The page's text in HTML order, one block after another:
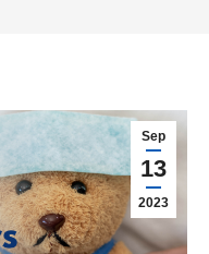
Sep
13
2023